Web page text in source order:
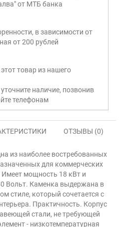
от МТБ банка
в зависимости от
от 200 рублей
товар из нашего
наличие, позвонив
телефонам
ОТЗЫВЫ (0)
из наиболее востребованных
для коммерческих
мощность 18 кВт и
Вольт. Каменка выдержана в
стиле, который сочетается с
Практичность. Корпус
стали, не требующей
- низкотемпературная